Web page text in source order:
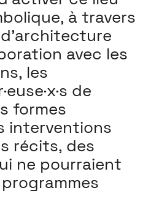
à travers
avec les
les
de
formes
interventions
récits, des
ne pourraient